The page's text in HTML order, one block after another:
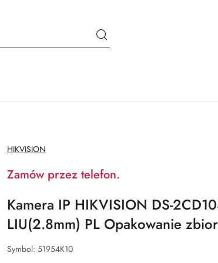
NAZWA
PRODUCENTA:
HIKVISION
Zamów przez telefon.
Kamera IP HIKVISION DS-
LIU(2.8mm) PL Opakowanie
Symbol: 51954K10